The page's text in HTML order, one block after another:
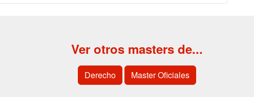
Ver otros masters de...
Derecho Master Oficiales